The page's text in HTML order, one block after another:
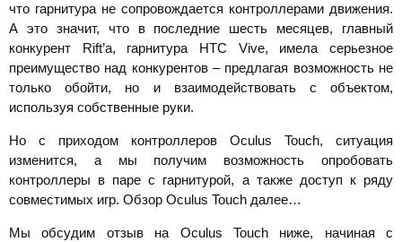
что гарнитура не сопровождается контроллерами движения.
А это значит, что в последние шесть месяцев, главный
конкурент Rift’а, гарнитура HTC Vive, имела серьезное
преимущество над конкурентов – предлагая возможность не
только обойти, но и взаимодействовать с объектом,
используя собственные руки.
Но с приходом контроллеров Oculus Touch, ситуация
изменится, а мы получим возможность опробовать
контроллеры в паре с гарнитурой, а также доступ к ряду
совместимых игр. Обзор Oculus Touch далее…
Мы обсудим отзыв на Oculus Touch ниже, начиная с